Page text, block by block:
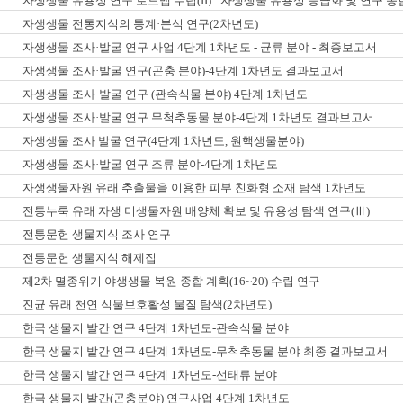
자생생물 전통지식의 통계·분석 연구(2차년도)
자생생물 조사·발굴 연구 사업 4단계 1차년도 - 균류 분야 - 최종보고서
자생생물 조사·발굴 연구(곤충 분야)-4단계 1차년도 결과보고서
자생생물 조사·발굴 연구 (관속식물 분야) 4단계 1차년도
자생생물 조사·발굴 연구 무척추동물 분야-4단계 1차년도 결과보고서
자생생물 조사 발굴 연구(4단계 1차년도, 원핵생물분야)
자생생물 조사·발굴 연구 조류 분야-4단계 1차년도
자생생물자원 유래 추출물을 이용한 피부 친화형 소재 탐색 1차년도
전통누룩 유래 자생 미생물자원 배양체 확보 및 유용성 탐색 연구(Ⅲ)
전통문헌 생물지식 조사 연구
전통문헌 생물지식 해제집
제2차 멸종위기 야생생물 복원 종합 계획(16~20) 수립 연구
진균 유래 천연 식물보호활성 물질 탐색(2차년도)
한국 생물지 발간 연구 4단계 1차년도-관속식물 분야
한국 생물지 발간 연구 4단계 1차년도-무척추동물 분야 최종 결과보고서
한국 생물지 발간 연구 4단계 1차년도-선태류 분야
한국 생물지 발간(곤충분야) 연구사업 4단계 1차년도